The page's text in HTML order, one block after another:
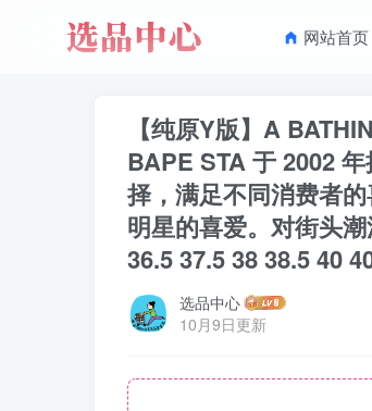
网站首页
【纯原Y版】A
BAPE STA 于 2002
择，满足不同消费者
明星的喜爱。对街头
36.5 37.5 38 38.5 40
选品中心
10月9日更新